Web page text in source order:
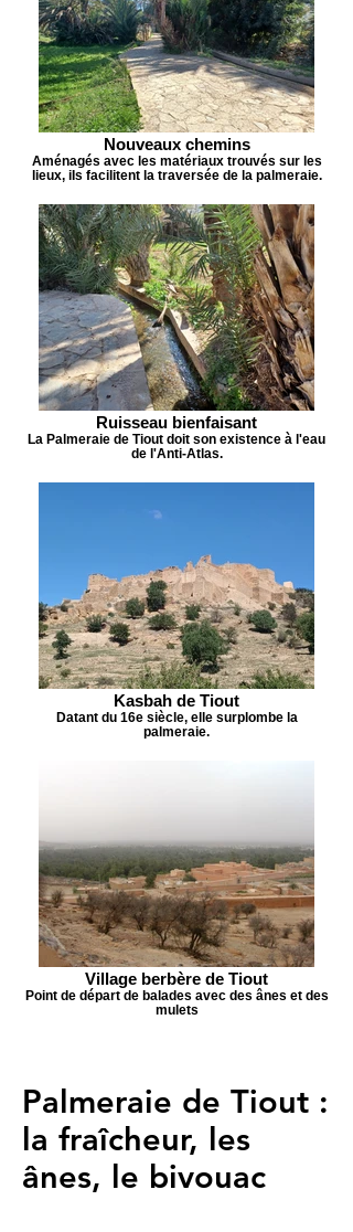
Nouveaux chemins
Aménagés avec les matériaux trouvés sur les
lieux, iIs facilitent la traversée de la palmeraie.
Ruisseau bienfaisant
La Palmeraie de Tiout doit son existence à l'eau
de l'Anti-Atlas.
Kasbah de Tiout
Datant du 16e siècle, elle surplombe la
palmeraie.
Village berbère de Tiout
Point de départ de balades avec des ânes et des
mulets
Palmeraie de Tiout :
la fraîcheur, les
ânes, le bivouac